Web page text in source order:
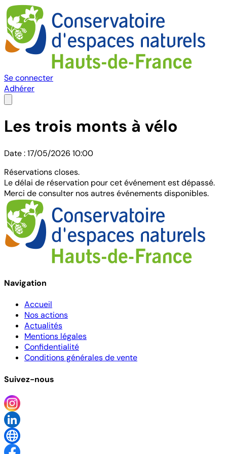
Se connecter
Adhérer
Les trois monts à vélo
Date : 17/05/2026 10:00
Réservations closes.
Le délai de réservation pour cet événement est dépassé.
Merci de consulter nos autres événements disponibles.
Navigation
Accueil
Nos actions
Actualités
Mentions légales
Confidentialité
Conditions générales de vente
Suivez-nous